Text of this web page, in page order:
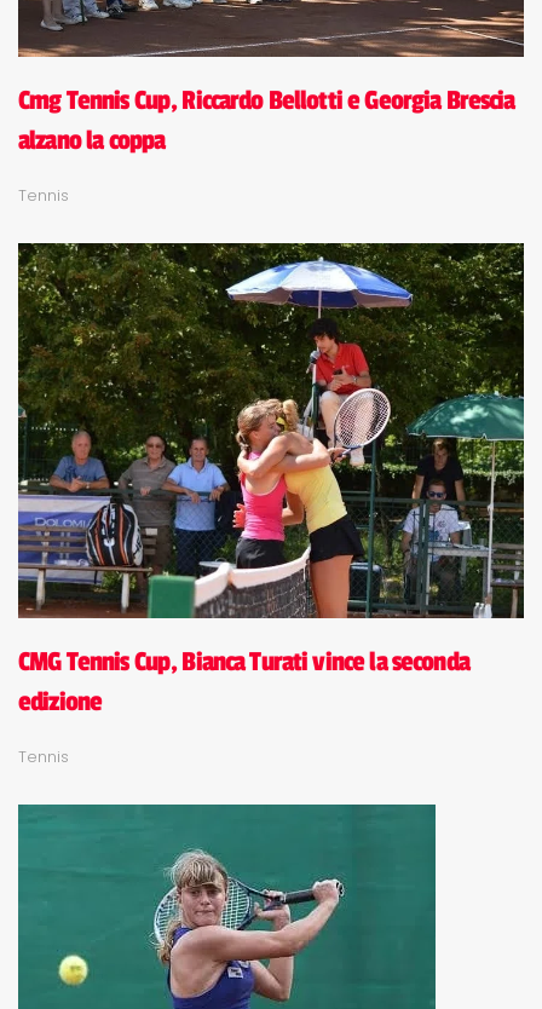
Cmg Tennis Cup, Riccardo Bellotti e Georgia Brescia
alzano la coppa
Tennis
CMG Tennis Cup, Bianca Turati vince la seconda
edizione
Tennis